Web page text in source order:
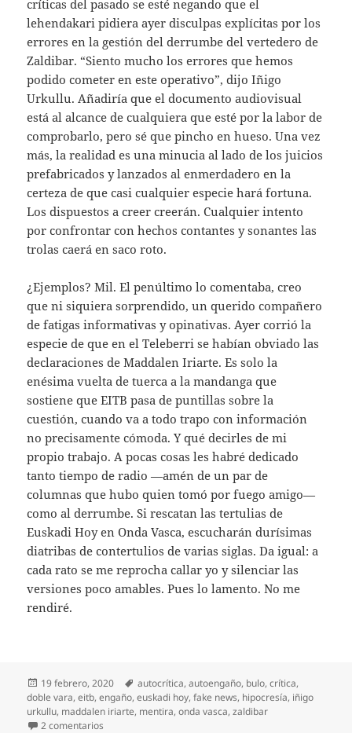
críticas del pasado se esté negando que el
lehendakari pidiera ayer disculpas explícitas por los
errores en la gestión del derrumbe del vertedero de
Zaldibar. “Siento mucho los errores que hemos
podido cometer en este operativo”, dijo Iñigo
Urkullu. Añadiría que el documento audiovisual
está al alcance de cualquiera que esté por la labor de
comprobarlo, pero sé que pincho en hueso. Una vez
más, la realidad es una minucia al lado de los juicios
prefabricados y lanzados al enmerdadero en la
certeza de que casi cualquier especie hará fortuna.
Los dispuestos a creer creerán. Cualquier intento
por confrontar con hechos contantes y sonantes las
trolas caerá en saco roto.
¿Ejemplos? Mil. El penúltimo lo comentaba, creo
que ni siquiera sorprendido, un querido compañero
de fatigas informativas y opinativas. Ayer corrió la
especie de que en el Teleberri se habían obviado las
declaraciones de Maddalen Iriarte. Es solo la
enésima vuelta de tuerca a la mandanga que
sostiene que EITB pasa de puntillas sobre la
cuestión, cuando va a todo trapo con información
no precisamente cómoda. Y qué decirles de mi
propio trabajo. A pocas cosas les habré dedicado
tanto tiempo de radio —amén de un par de
columnas que hubo quien tomó por fuego amigo—
como al derrumbe. Si rescatan las tertulias de
Euskadi Hoy en Onda Vasca, escucharán durísimas
diatribas de contertulios de varias siglas. Da igual: a
cada rato se me reprocha callar yo y silenciar las
versiones poco amables. Pues lo lamento. No me
rendiré.
Publicado
el
19 febrero, 2020 Etiquetas
autocrítica,autoengaño, bulo,crítica,
doble vara,eitb,engaño,euskadi hoy,fake news, hipocresía, iñigo
urkullu, maddalen iriarte, mentira,onda vasca,zaldibar
2 comentarios